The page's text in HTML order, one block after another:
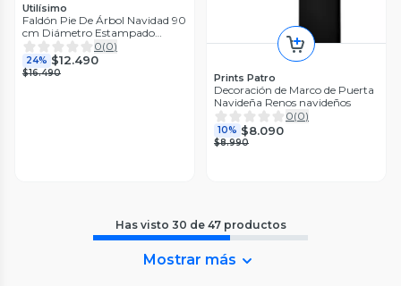
Utilísimo
Faldón Pie De Árbol Navidad 90
cm Diámetro Estampado
Renos Navideños
0(0)
24% $12.490
$16.490 Prints Patro
Decoración de Marco de Puerta
Navideña Renos navideños
0(0)
10% $8.090
$8.990
Has visto 30 de 47 productos
Mostrar más